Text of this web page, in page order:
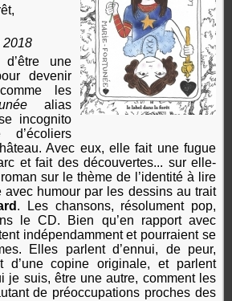
2018
une
devenir
les
alias
incognito
Avec eux, elle fait une fugue
et fait des découvertes... sur elle-
sur le thème de l’identité à lire
humour par les dessins au trait
. Les chansons, résolument pop,
le CD. Bien qu’en rapport avec
indépendamment et pourraient se
Elles parlent d’ennui, de peur,
d’une copine originale, et parlent
je suis, être une autre, comment les
de préoccupations proches des